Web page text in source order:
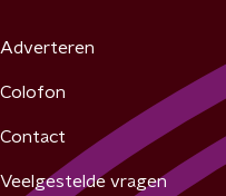
Adverteren
Colofon
Contact
Veelgestelde vragen